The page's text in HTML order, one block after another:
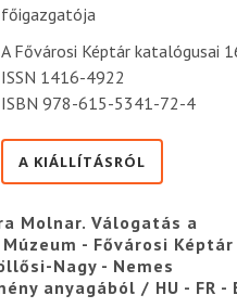
főigazgatója
A Fővárosi Képtár katalógusai
ISSN 1416-4922
ISBN 978-615-5341-72-4
A KIÁLLÍTÁSRÓL
Molnar. Válogatás a
- Fővárosi Képtár
Nagy - Nemes
anyagából / HU - FR -